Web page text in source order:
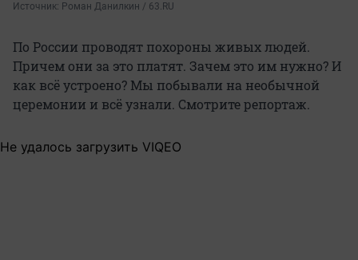
Источник: Роман Данилкин / 63.RU
По России проводят похороны живых людей.
Причем они за это платят. Зачем это им нужно? И
как всё устроено? Мы побывали на необычной
церемонии и всё узнали. Смотрите репортаж.
Не удалось загрузить VIQEO